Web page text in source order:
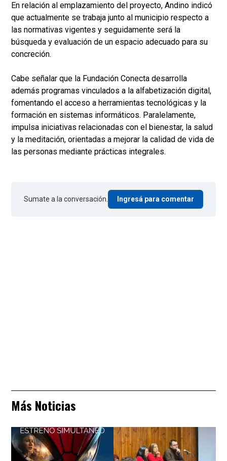
En relación al emplazamiento del proyecto, Andino indicó
que actualmente se trabaja junto al municipio respecto a
las normativas vigentes y seguidamente será la
búsqueda y evaluación de un espacio adecuado para su
concreción.
Cabe señalar que la Fundación Conecta desarrolla
además programas vinculados a la alfabetización digital,
fomentando el acceso a herramientas tecnológicas y la
formación en sistemas informáticos. Paralelamente,
impulsa iniciativas relacionadas con el bienestar, la salud
y la meditación, orientadas a mejorar la calidad de vida de
las personas mediante prácticas integrales.
Sumate a la conversación. Ingresá para comentar
Más Noticias